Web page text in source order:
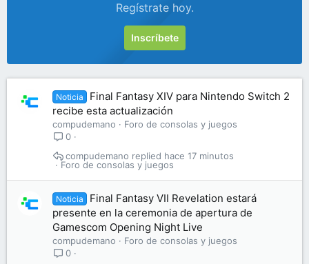
Regístrate hoy.
Inscríbete
Noticia
Final Fantasy XIV para Nintendo Switch 2
recibe esta actualización
compudemano
Foro de consolas y juegos
0
Foro de consolas y juegos
hace 17 minutos
compudemano
Noticia
Final Fantasy VII Revelation estará
presente en la ceremonia de apertura de
Gamescom Opening Night Live
compudemano
Foro de consolas y juegos
0